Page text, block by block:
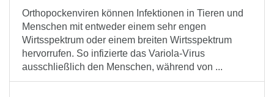
Orthopockenviren können Infektionen in Tieren und
Menschen mit entweder einem sehr engen
Wirtsspektrum oder einem breiten Wirtsspektrum
hervorrufen. So infizierte das Variola-Virus
ausschließlich den Menschen, während von ...